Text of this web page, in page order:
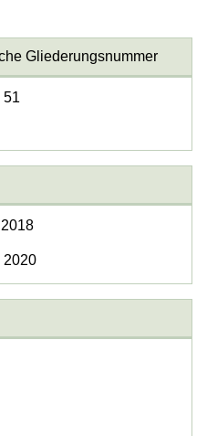
Gliederungsnummer
51
2020